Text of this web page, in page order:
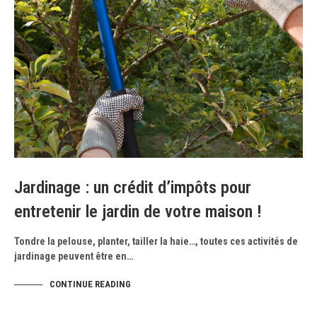
Jardinage : un crédit d’impôts pour
entretenir le jardin de votre maison !
Tondre la pelouse, planter, tailler la haie…, toutes ces activités de
jardinage peuvent être en…
CONTINUE READING